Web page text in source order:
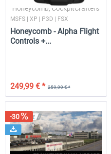
Drzewiecki Design - EPRA Radom
MSFS FREE
Honeycomb, CockpitCrafters
MSFS | XP | P3D | FSX
Honeycomb - Alpha Flight
Controls +...
259,99 € *
249,99 € *
-30